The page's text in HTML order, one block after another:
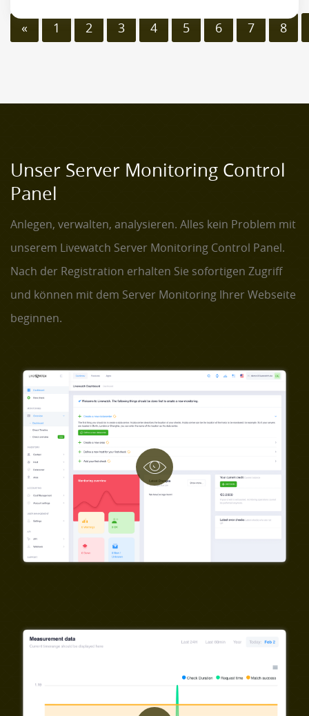
« 1 2 3 4 5 6 7 8
Unser Server Monitoring Control
Panel
Anlegen, verwalten, analysieren. Alles kein Problem mit
unserem Livewatch Server Monitoring Control Panel.
Nach der Registration erhalten Sie sofortigen Zugriff
und können mit dem Server Monitoring Ihrer Webseite
beginnen.